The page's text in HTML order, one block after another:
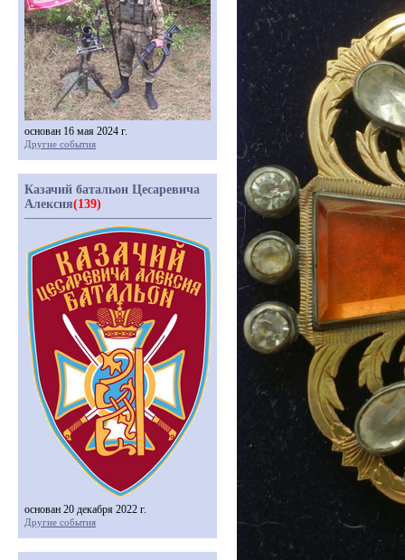
основан 16 мая 2024 г.
Другие события
Казачий батальон Цесаревича
Алексия(139)
основан 20 декабря 2022 г.
Другие события